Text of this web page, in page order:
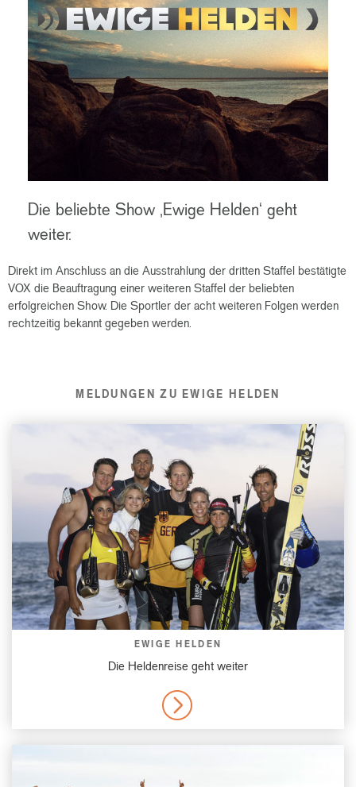
Die beliebte Show ‚Ewige Helden‘ geht
weiter.
Direkt im Anschluss an die Ausstrahlung der dritten Staffel bestätigte
VOX die Beauftragung einer weiteren Staffel der beliebten
erfolgreichen Show. Die Sportler der acht weiteren Folgen werden
rechtzeitig bekannt gegeben werden.
MELDUNGEN ZU EWIGE HELDEN
EWIGE HELDEN
Die Heldenreise geht weiter
MORE